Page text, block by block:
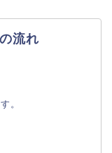
流れ
。